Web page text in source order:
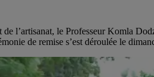
de l’artisanat, le Professeur Komla
de remise s’est déroulée le